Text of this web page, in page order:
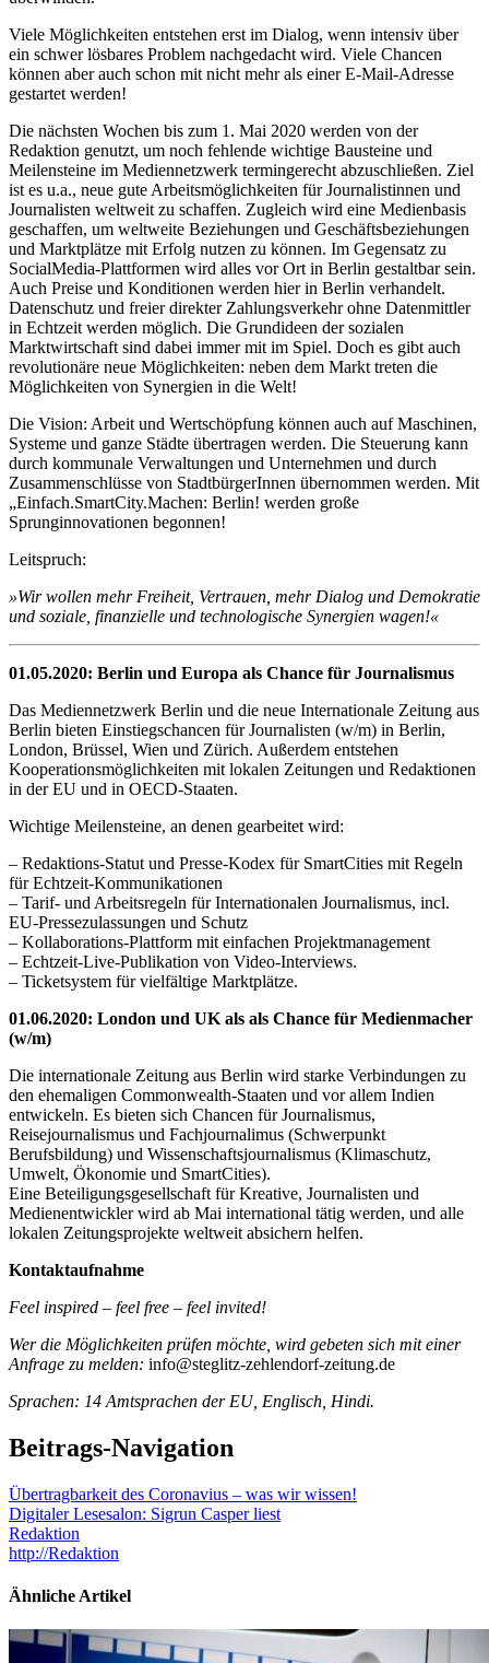
Viele Möglichkeiten entstehen erst im Dialog, wenn intensiv über
ein schwer lösbares Problem nachgedacht wird. Viele Chancen
können aber auch schon mit nicht mehr als einer E-Mail-Adresse
gestartet werden!
Die nächsten Wochen bis zum 1. Mai 2020 werden von der
Redaktion genutzt, um noch fehlende wichtige Bausteine und
Meilensteine im Mediennetzwerk termingerecht abzuschließen. Ziel
ist es u.a., neue gute Arbeitsmöglichkeiten für Journalistinnen und
Journalisten weltweit zu schaffen. Zugleich wird eine Medienbasis
geschaffen, um weltweite Beziehungen und Geschäftsbeziehungen
und Marktplätze mit Erfolg nutzen zu können. Im Gegensatz zu
SocialMedia-Plattformen wird alles vor Ort in Berlin gestaltbar sein.
Auch Preise und Konditionen werden hier in Berlin verhandelt.
Datenschutz und freier direkter Zahlungsverkehr ohne Datenmittler
in Echtzeit werden möglich. Die Grundideen der sozialen
Marktwirtschaft sind dabei immer mit im Spiel. Doch es gibt auch
revolutionäre neue Möglichkeiten: neben dem Markt treten die
Möglichkeiten von Synergien in die Welt!
Die Vision: Arbeit und Wertschöpfung können auch auf Maschinen,
Systeme und ganze Städte übertragen werden. Die Steuerung kann
durch kommunale Verwaltungen und Unternehmen und durch
Zusammenschlüsse von StadtbürgerInnen übernommen werden. Mit
„Einfach.SmartCity.Machen: Berlin! werden große
Sprunginnovationen begonnen!
Leitspruch:
»Wir wollen mehr Freiheit, Vertrauen, mehr Dialog und Demokratie
und soziale, finanzielle und technologische Synergien wagen!«
01.05.2020: Berlin und Europa als Chance für Journalismus
Das Mediennetzwerk Berlin und die neue Internationale Zeitung aus
Berlin bieten Einstiegschancen für Journalisten (w/m) in Berlin,
London, Brüssel, Wien und Zürich. Außerdem entstehen
Kooperationsmöglichkeiten mit lokalen Zeitungen und Redaktionen
in der EU und in OECD-Staaten.
Wichtige Meilensteine, an denen gearbeitet wird:
– Redaktions-Statut und Presse-Kodex für SmartCities mit Regeln
für Echtzeit-Kommunikationen
– Tarif- und Arbeitsregeln für Internationalen Journalismus, incl.
EU-Pressezulassungen und Schutz
– Kollaborations-Plattform mit einfachen Projektmanagement
– Echtzeit-Live-Publikation von Video-Interviews.
– Ticketsystem für vielfältige Marktplätze.
01.06.2020: London und UK als als Chance für Medienmacher
(w/m)
Die internationale Zeitung aus Berlin wird starke Verbindungen zu
den ehemaligen Commonwealth-Staaten und vor allem Indien
entwickeln. Es bieten sich Chancen für Journalismus,
Reisejournalismus und Fachjournalimus (Schwerpunkt
Berufsbildung) und Wissenschaftsjournalismus (Klimaschutz,
Umwelt, Ökonomie und SmartCities).
Eine Beteiligungsgesellschaft für Kreative, Journalisten und
Medienentwickler wird ab Mai international tätig werden, und alle
lokalen Zeitungsprojekte weltweit absichern helfen.
Kontaktaufnahme
Feel inspired – feel free – feel invited!
Wer die Möglichkeiten prüfen möchte, wird gebeten sich mit einer
Anfrage zu melden: info@steglitz-zehlendorf-zeitung.de
Sprachen: 14 Amtsprachen der EU, Englisch, Hindi.
Beitrags-Navigation
Übertragbarkeit des Coronavius – was wir wissen!
Digitaler Lesesalon: Sigrun Casper liest
Redaktion
http://Redaktion
Ähnliche Artikel